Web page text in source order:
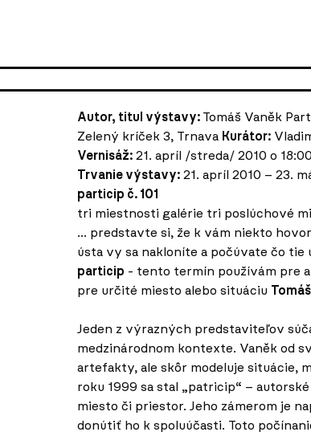
Autor, titul výstavy: Tomáš Vaněk
Zelený kríček 3, Trnava Kurátor:
Vernisáž: 21. apríl /streda/ 2010 o
Trvanie výstavy: 21. apríl 2010 – 23.
particip č. 101
tri miestnosti galérie tri poslúchové
... predstavte si, že k vám niekto
ústa vy sa nakloníte a počúvate čo tie
particip - tento termín používám pre
pre určité miesto alebo situáciu
Jeden z výrazných predstaviteľov
medzinárodnom kontexte. Vaněk od
artefakty, ale skôr modeluje situácie,
roku 1999 sa stal „patricip“ –
miesto či priestor. Jeho zámerom je
donútiť ho k spoluúčasti. Toto